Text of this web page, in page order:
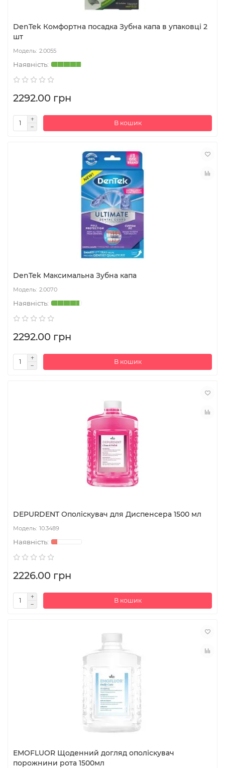
DenTek Комфортна посадка Зубна капа в упаковці 2
шт
2.0055
2292.00 грн
В кошик
DenTek Максимальна Зубна капа
2.0070
2292.00 грн
В кошик
DEPURDENT Ополіскувач для Диспенсера 1500 мл
10.3489
2226.00 грн
В кошик
EMOFLUOR Щоденний догляд ополіскувач
порожнини рота 1500мл